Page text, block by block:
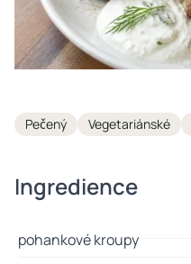
Tags
Pečený Vegetariánské
Ingredience
pohankové kroupy